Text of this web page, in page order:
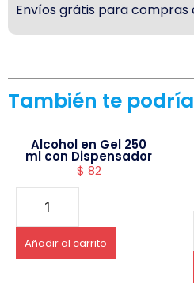
Envíos grátis para compras
También te
Alcohol en Gel 250
ml con Dispensador
$ 82
Añadir al carrito